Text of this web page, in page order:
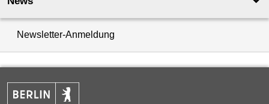
Newsletter-Anmeldung